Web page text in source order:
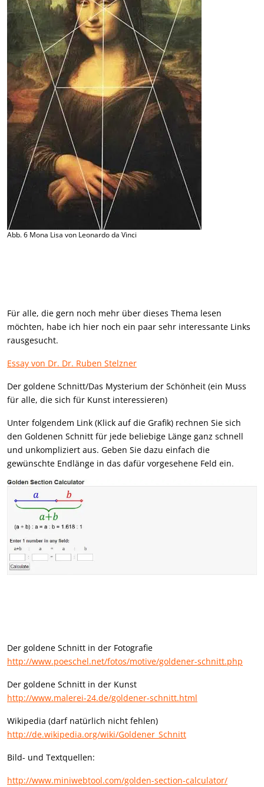
Abb. 6 Mona Lisa von Leonardo da Vinci
Für alle, die gern noch mehr über dieses Thema lesen
möchten, habe ich hier noch ein paar sehr interessante Links
rausgesucht.
Essay von Dr. Dr. Ruben Stelzner
Der goldene Schnitt/Das Mysterium der Schönheit (ein Muss
für alle, die sich für Kunst interessieren)
Unter folgendem Link (Klick auf die Grafik) rechnen Sie sich
den Goldenen Schnitt für jede beliebige Länge ganz schnell
und unkompliziert aus. Geben Sie dazu einfach die
gewünschte Endlänge in das dafür vorgesehene Feld ein.
Der goldene Schnitt in der Fotografie
http://www.poeschel.net/fotos/motive/goldener-schnitt.php
Der goldene Schnitt in der Kunst
http://www.malerei-24.de/goldener-schnitt.html
Wikipedia (darf natürlich nicht fehlen)
http://de.wikipedia.org/wiki/Goldener_Schnitt
Bild- und Textquellen:
http://www.miniwebtool.com/golden-section-calculator/